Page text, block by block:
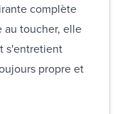
complète
au toucher, elle
s'entretient
propre et